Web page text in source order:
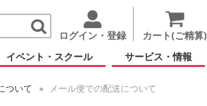
ログイン・登録 カート(ご精算)
イベント・スクール サービス・情報
ついて メール便での配送について